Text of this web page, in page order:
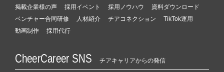
掲載企業様の声 採用イベント 採用ノウハウ
資料ダウンロード
ベンチャー合同研修
人材紹介 チアコネクション
TikTok運用
動画制作
採用代行
CheerCareer SNS チアキャリアからの発信